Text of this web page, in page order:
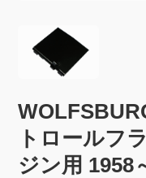
トロールフ
ジン用 1958